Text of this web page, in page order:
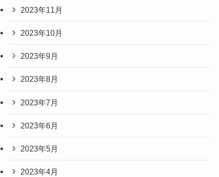
2023年11月
2023年10月
2023年9月
2023年8月
2023年7月
2023年6月
2023年5月
2023年4月